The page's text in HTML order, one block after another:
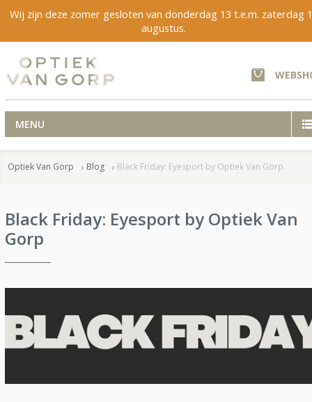
Wij zijn deze zomer gesloten van donderdag 13 t.e.m. zaterdag
augustus.
MENU
Optiek Van Gorp Blog Black Friday: Eyesport by Optiek Van Gorp
Black Friday: Eyesport by Optiek Van
Gorp